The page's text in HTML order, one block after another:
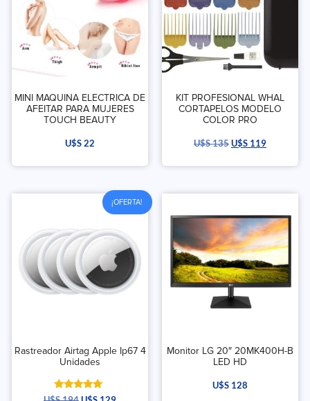
MINI MAQUINA ELECTRICA DE
AFEITAR PARA MUJERES
TOUCH BEAUTY
U$S22
KIT PROFESIONAL WHAL
CORTAPELOS MODELO
COLOR PRO
U$S135U$S 119
¡OFERTA!
Rastreador Airtag Apple Ip67 4
Unidades
Valorado
Monitor LG 20″ 20MK400H-B
LED HD
U$S 128